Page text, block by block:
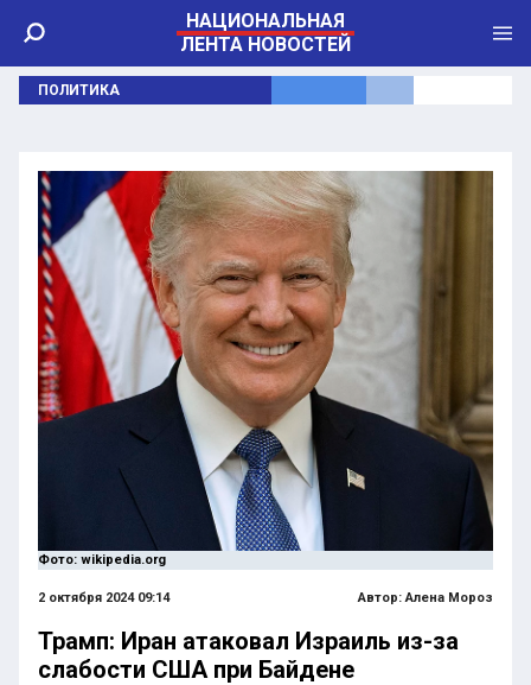
НАЦИОНАЛЬНАЯ
ЛЕНТА НОВОСТЕЙ
ПОЛИТИКА
Фото: wikipedia.org
2 октября 2024 09:14 Автор:Алена Мороз
Трамп: Иран атаковал Израиль из-за
слабости США при Байдене